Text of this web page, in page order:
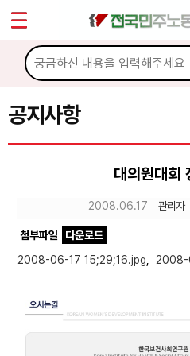
공지사항
대의원대회
2008.06.17 관리자
첨부파일
다운로드
2008-06-17 15;29;16.jpg
2008-
마이페이지
소개
소식
공지사항
노동상담
자료
Sketchbook5,
Sketchbook5, 스